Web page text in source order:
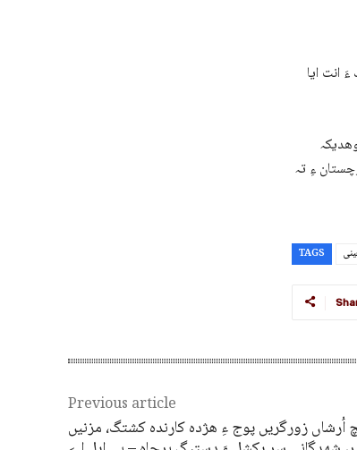
انت ایا
ءِ تہ
TAGS
Previous article
زورگریں پوج ءِ ھژدہ کارندہ کشتگ، مزنیں